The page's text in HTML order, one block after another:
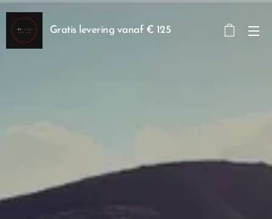
Gratis levering vanaf € 125